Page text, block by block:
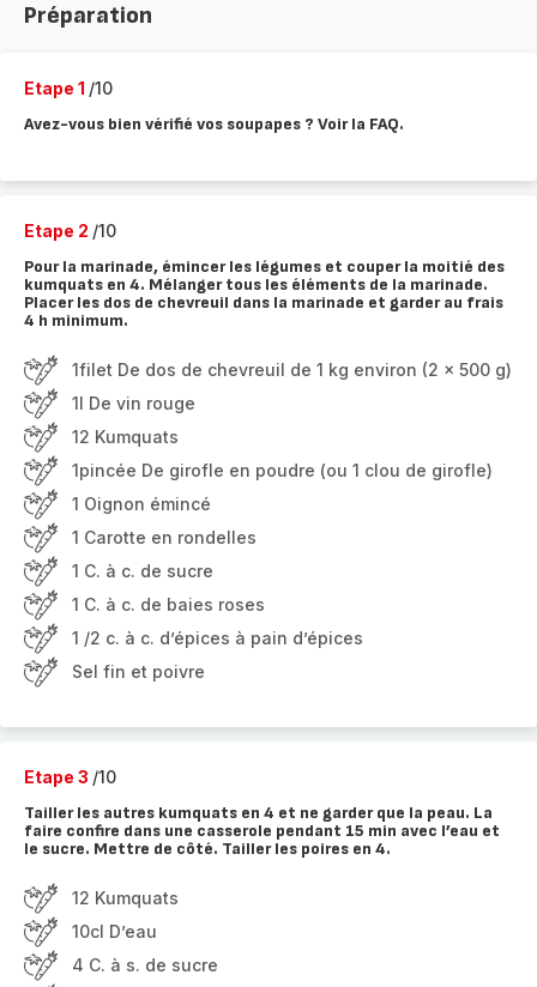
Préparation
Etape 1 /10
Avez-vous bien vérifié vos soupapes ? Voir la FAQ.
Etape 2 /10
Pour la marinade, émincer les légumes et couper la moitié des
kumquats en 4. Mélanger tous les éléments de la marinade.
Placer les dos de chevreuil dans la marinade et garder au frais
4 h minimum.
1filet De dos de chevreuil de 1 kg environ (2 x 500 g)
1l De vin rouge
12 Kumquats
1pincée De girofle en poudre (ou 1 clou de girofle)
1 Oignon émincé
1 Carotte en rondelles
1 C. à c. de sucre
1 C. à c. de baies roses
1 /2 c. à c. d’épices à pain d’épices
Sel fin et poivre
Etape 3 /10
Tailler les autres kumquats en 4 et ne garder que la peau. La
faire confire dans une casserole pendant 15 min avec l’eau et
le sucre. Mettre de côté. Tailler les poires en 4.
12 Kumquats
10cl D’eau
4 C. à s. de sucre